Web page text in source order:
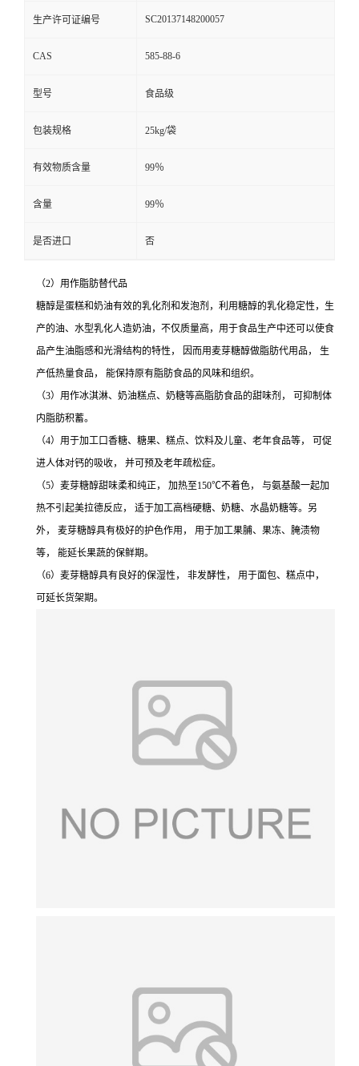
生产许可证编号 SC20137148200057
CAS 585-88-6
型号 食品级
包装规格 25kg/袋
有效物质含量 99％
含量 99％
是否进口 否
（2）用作脂肪替代品
糖醇是蛋糕和奶油有效的乳化剂和发泡剂，利用糖醇的乳化稳定性，生
产的油、水型乳化人造奶油，不仅质量高，用于食品生产中还可以使食
品产生油脂感和光滑结构的特性， 因而用麦芽糖醇做脂肪代用品， 生
产低热量食品， 能保持原有脂肪食品的风味和组织。
（3）用作冰淇淋、奶油糕点、奶糖等高脂肪食品的甜味剂， 可抑制体
内脂肪积蓄。
（4）用于加工口香糖、糖果、糕点、饮料及儿童、老年食品等， 可促
进人体对钙的吸收， 并可预及老年疏松症。
（5）麦芽糖醇甜味柔和纯正， 加热至150℃不着色， 与氨基酸一起加
热不引起美拉德反应， 适于加工高档硬糖、奶糖、水晶奶糖等。另
外， 麦芽糖醇具有极好的护色作用， 用于加工果脯、果冻、腌渍物
等， 能延长果蔬的保鲜期。
（6）麦芽糖醇具有良好的保湿性， 非发酵性， 用于面包、糕点中，
可延长货架期。